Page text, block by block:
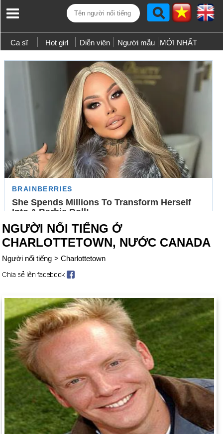
Ca sĩ Hot girl Diễn viên Người mẫu MỚI NHẤT
NGƯỜI NỔI TIẾNG Ở
CHARLOTTETOWN, NƯỚC CANADA
Người nổi tiếng > Charlottetown